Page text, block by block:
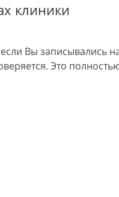
клиники
Вы
Это